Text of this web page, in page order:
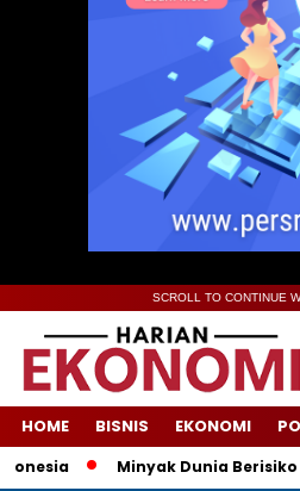
SCROLL TO CONTINUE
HOME BISNIS EKONOMI
Minyak Dunia Berisiko